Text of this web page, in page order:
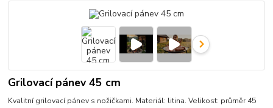
Grilovací pánev 45 cm
Kvalitní grilovací pánev s nožičkami. Materiál: litina. Velikost: průměr 45